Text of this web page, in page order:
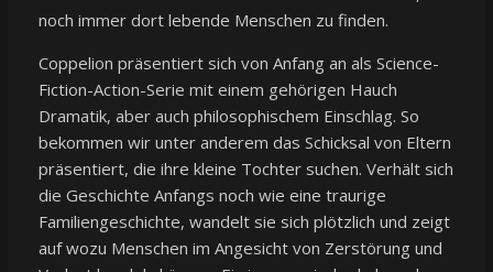
noch immer dort lebende Menschen zu finden.
Coppelion präsentiert sich von Anfang an als Science-
Fiction-Action-Serie mit einem gehörigen Hauch
Dramatik, aber auch philosophischem Einschlag. So
bekommen wir unter anderem das Schicksal von Eltern
präsentiert, die ihre kleine Tochter suchen. Verhält sich
die Geschichte Anfangs noch wie eine traurige
Familiengeschichte, wandelt sie sich plötzlich und zeigt
auf wozu Menschen im Angesicht von Zerstörung und